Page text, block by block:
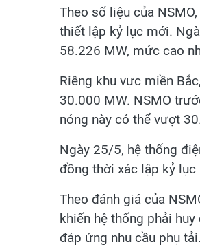
Theo số liệu của
thiết lập kỷ lục mới.
58.226 MW, mức cao
Riêng khu vực miền
30.000 MW. NSMO
nóng này có thể vượt
Ngày 25/5, hệ thống
đồng thời xác lập kỷ
Theo đánh giá của
khiến hệ thống phải
đáp ứng nhu cầu phụ tải.